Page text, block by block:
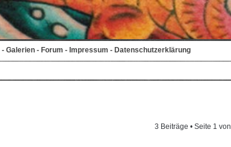
- Galerien - Forum - Impressum - Datenschutzerklärung
3 Beiträge • Seite 1 von